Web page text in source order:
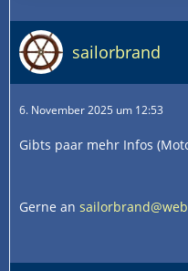
sailorbrand
6. November 2025 um 12:53
Gibts paar mehr Infos
Gerne an